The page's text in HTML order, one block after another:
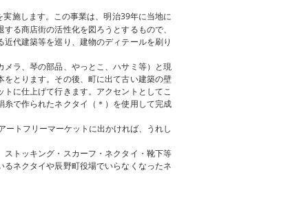
施します。この事業は、明治39年に当地に
る商店街の活性化を図ろうとするもので、
代建築等を巡り、建物のディテールを刷り
ラ、琴の部品、やっとこ、ハサミ等）と現
とります。その後、町に出て古い建築の壁
に仕上げて行きます。アクセントとしてこ
で作られたネクタイ（＊）を使用して完成
ートフリーマーケットに出かければ、うれし
トッキング・スカーフ・ネクタイ・靴下等
ネクタイや辰野町役場でいらなくなったネ